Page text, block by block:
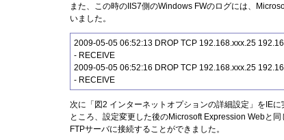
また、この時のIIS7側のWindows FWのログには、
いました。
2009-05-05 06:52:13 DROP TCP 192.168.xxx.25
- RECEIVE
2009-05-05 06:52:16 DROP TCP 192.168.xxx.25
- RECEIVE
次に「図2 インターネットオプションの詳細設定」をIE
ところ、設定変更した後のMicrosoft Expression Webと
FTPサーバに接続することができました。